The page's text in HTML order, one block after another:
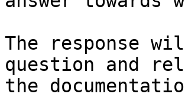
The response
question and
the